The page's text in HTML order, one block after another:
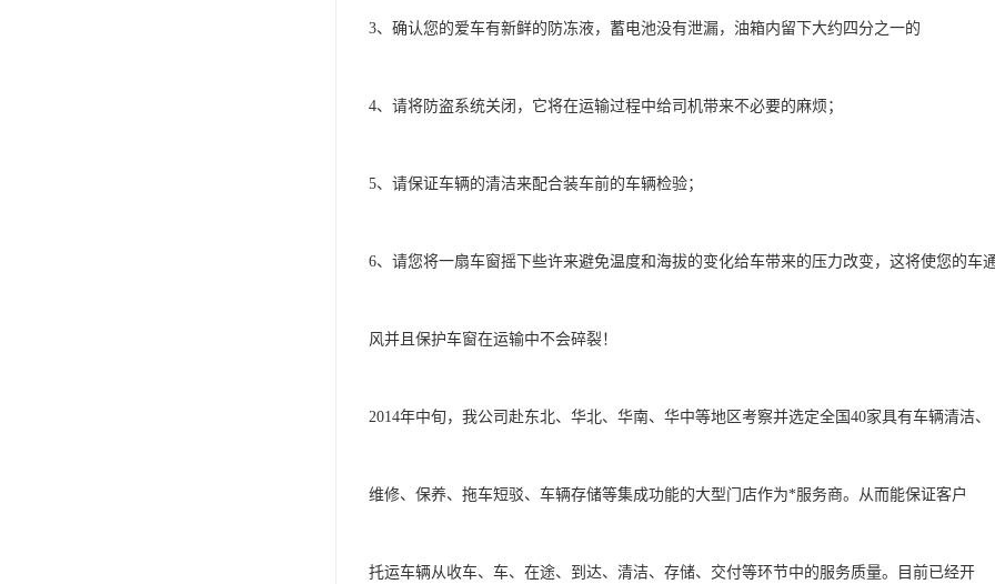
3、确认您的爱车有新鲜的防冻液，蓄电池没有泄漏，油箱内留下大约四分之一的
4、请将防盗系统关闭，它将在运输过程中给司机带来不必要的麻烦；
5、请保证车辆的清洁来配合装车前的车辆检验；
6、请您将一扇车窗摇下些许来避免温度和海拔的变化给车带来的压力改变，这将使您的车
风并且保护车窗在运输中不会碎裂！
2014年中旬，我公司赴东北、华北、华南、华中等地区考察并选定全国40家具有车辆清洁、
维修、保养、拖车短驳、车辆存储等集成功能的大型门店作为*服务商。从而能保证客户
托运车辆从收车、车、在途、到达、清洁、存储、交付等环节中的服务质量。目前已经开